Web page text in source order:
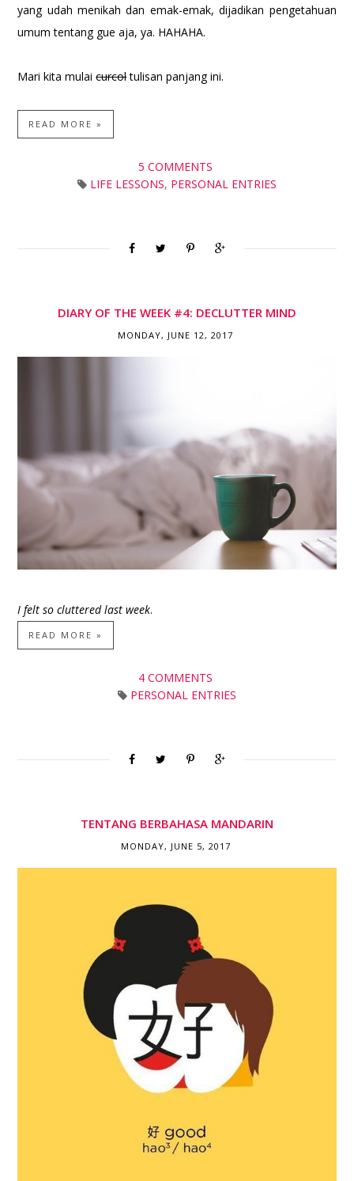
yang udah menikah dan emak-emak, dijadikan pengetahuan
umum tentang gue aja, ya. HAHAHA.
Mari kita mulaicurcoltulisan panjang ini.
READ MORE »
5 COMMENTS
LIFE LESSONS, PERSONAL ENTRIES
DIARY OF THE WEEK #4: DECLUTTER MIND
MONDAY, JUNE 12, 2017
I felt so cluttered last week.
READ MORE »
4 COMMENTS
PERSONAL ENTRIES
TENTANG BERBAHASA MANDARIN
MONDAY, JUNE 5, 2017